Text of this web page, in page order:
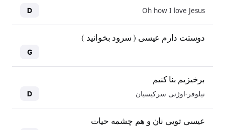
Oh how I love Jesus
D
دوستت دارم عیسی ( سرود بخوانید )
G
برخیزیم بنا کنیم
نیلوفر-اوژنی سرکیسیان D
عیسی تویی نان و هم چشمه حیات